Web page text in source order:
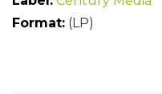
Format: (LP)